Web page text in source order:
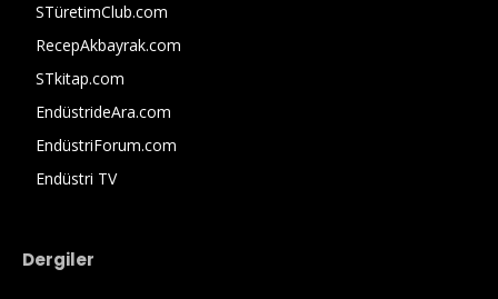
STüretimClub.com
RecepAkbayrak.com
STkitap.com
EndüstrideAra.com
EndüstriForum.com
Endüstri TV
Dergiler